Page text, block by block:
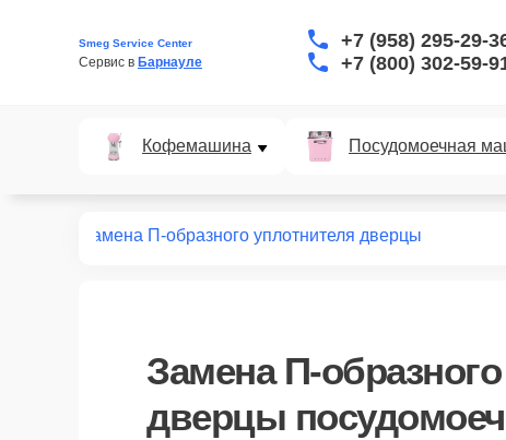
Smeg Service Center
Сервис в Барнауле
+7 (958) 295-29-
+7 (800) 302-59-
Кофемашина Посудомоечная
Замена П-образного уплотнителя дверцы
Замена П-
дверцы